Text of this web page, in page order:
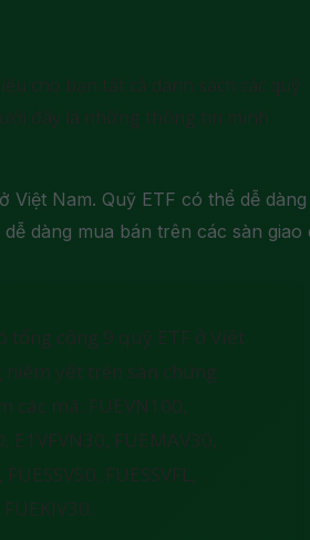
cho bạn tất cả danh sách các quỹ
đây là những thông tin mình
dễ dàng mua bán trên các sàn
tổng cộng 9 quỹ ETF ở Việt
niêm yết trên sàn chứng
các mã: FUEVN100,
E1VFVN30, FUEMAV30,
FUESSV50, FUESSVFL,